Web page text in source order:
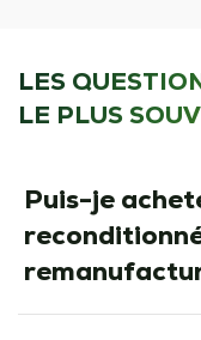
LES
LE PLUS
Puis-je